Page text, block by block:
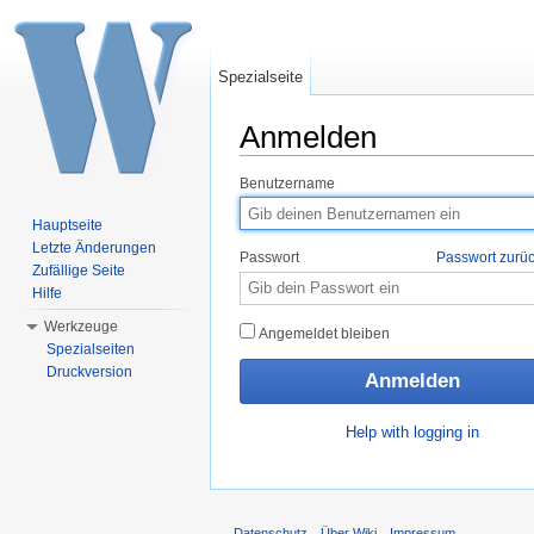
Anmelden
Benutzername
Passwort Passwort
Angemeldet bleiben
Help with logging in
Spezialseite
Hauptseite
Letzte Änderungen
Zufällige Seite
Hilfe
Werkzeuge
Spezialseiten
Druckversion